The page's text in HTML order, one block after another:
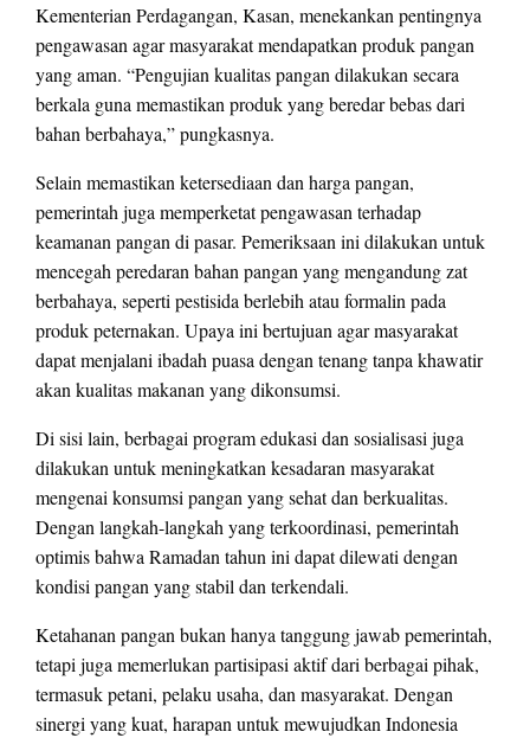
Kementerian Perdagangan, Kasan, menekankan pentingnya
pengawasan agar masyarakat mendapatkan produk pangan
yang aman. “Pengujian kualitas pangan dilakukan secara
berkala guna memastikan produk yang beredar bebas dari
bahan berbahaya,” pungkasnya.
Selain memastikan ketersediaan dan harga pangan,
pemerintah juga memperketat pengawasan terhadap
keamanan pangan di pasar. Pemeriksaan ini dilakukan untuk
mencegah peredaran bahan pangan yang mengandung zat
berbahaya, seperti pestisida berlebih atau formalin pada
produk peternakan. Upaya ini bertujuan agar masyarakat
dapat menjalani ibadah puasa dengan tenang tanpa khawatir
akan kualitas makanan yang dikonsumsi.
Di sisi lain, berbagai program edukasi dan sosialisasi juga
dilakukan untuk meningkatkan kesadaran masyarakat
mengenai konsumsi pangan yang sehat dan berkualitas.
Dengan langkah-langkah yang terkoordinasi, pemerintah
optimis bahwa Ramadan tahun ini dapat dilewati dengan
kondisi pangan yang stabil dan terkendali.
Ketahanan pangan bukan hanya tanggung jawab pemerintah,
tetapi juga memerlukan partisipasi aktif dari berbagai pihak,
termasuk petani, pelaku usaha, dan masyarakat. Dengan
sinergi yang kuat, harapan untuk mewujudkan Indonesia